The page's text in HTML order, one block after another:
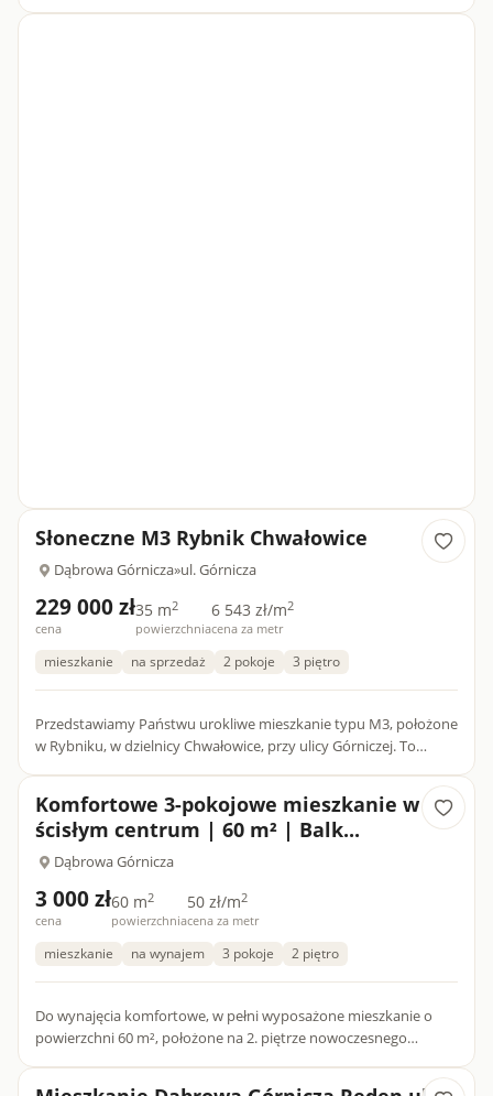
Słoneczne M3 Rybnik Chwałowice
Dąbrowa Górnicza»ul. Górnicza
229 000 zł
cena
35 m2
powierzchnia
6 543 zł/m2
cena za metr
mieszkanie na sprzedaż 2 pokoje 3 piętro
Przedstawiamy Państwu urokliwe mieszkanie typu M3, położone
w Rybniku, w dzielnicy Chwałowice, przy ulicy Górniczej. To
Komfortowe 3-pokojowe mieszkanie w
ścisłym centrum | 60 m² | Balk...
Dąbrowa Górnicza
3 000 zł
cena
60 m2
powierzchnia
50 zł/m2
cena za metr
mieszkanie na wynajem 3 pokoje 2 piętro
Do wynajęcia komfortowe, w pełni wyposażone mieszkanie o
powierzchni 60 m², położone na 2. piętrze nowoczesnego